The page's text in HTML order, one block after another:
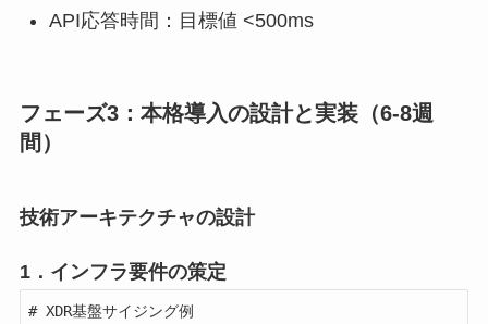
API応答時間：目標値 <500ms
フェーズ3：本格導入の設計と実装（6-8週
間）
技術アーキテクチャの設計
1．インフラ要件の策定
# XDR基盤サイジング例